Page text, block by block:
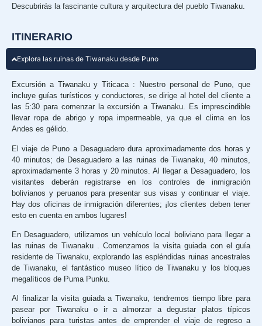
Descubrirás la fascinante cultura y arquitectura del pueblo Tiwanaku.
ITINERARIO
Explora las ruinas de Tiwanaku desde Puno
Excursión a Tiwanaku y Titicaca : Nuestro personal de Puno, que
incluye guías turísticos y conductores, se dirige al hotel del cliente a
las 5:30 para comenzar la excursión a Tiwanaku. Es imprescindible
llevar ropa de abrigo y ropa impermeable, ya que el clima en los
Andes es gélido.
El viaje de Puno a Desaguadero dura aproximadamente dos horas y
40 minutos; de Desaguadero a las ruinas de Tiwanaku, 40 minutos,
aproximadamente 3 horas y 20 minutos. Al llegar a Desaguadero, los
visitantes deberán registrarse en los controles de inmigración
bolivianos y peruanos para presentar sus visas y continuar el viaje.
Hay dos oficinas de inmigración diferentes; ¡los clientes deben tener
esto en cuenta en ambos lugares!
En Desaguadero, utilizamos un vehículo local boliviano para llegar a
las ruinas de Tiwanaku . Comenzamos la visita guiada con el guía
residente de Tiwanaku, explorando las espléndidas ruinas ancestrales
de Tiwanaku, el fantástico museo lítico de Tiwanaku y los bloques
megalíticos de Puma Punku.
Al finalizar la visita guiada a Tiwanaku, tendremos tiempo libre para
pasear por Tiwanaku o ir a almorzar a degustar platos típicos
bolivianos para turistas antes de emprender el viaje de regreso a